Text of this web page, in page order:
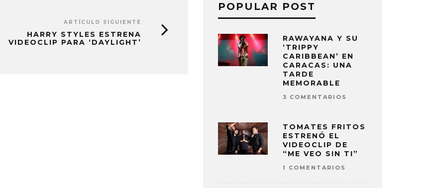
ARTÍCULO SIGUIENTE
HARRY STYLES ESTRENA
VIDEOCLIP PARA ‘DAYLIGHT’
POPULAR POST
RAWAYANA Y SU
‘TRIPPY
CARIBBEAN’ EN
CARACAS: UNA
TARDE
MEMORABLE
3 COMENTARIOS
TOMATES FRITOS
ESTRENÓ EL
VIDEOCLIP DE
“ME VEO SIN TI”
1 COMENTARIOS